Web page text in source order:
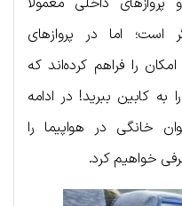
است؛ اما در پروازهای
را فراهم کرده‌اند که
کابین ببرید! در ادامه
خانگی در هواپیما را
خواهیم کرد.